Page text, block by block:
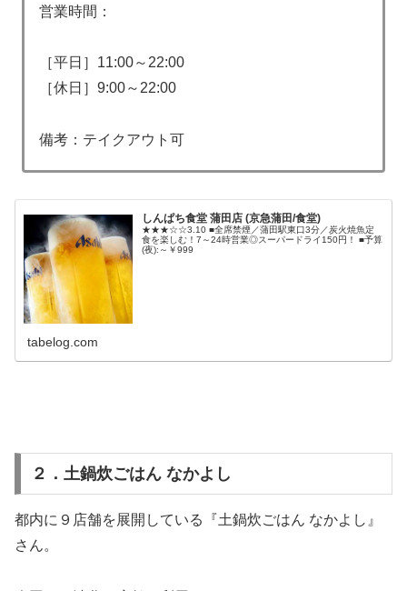
営業時間：
［平日］11:00～22:00
［休日］9:00～22:00
備考：テイクアウト可
しんぱち食堂 蒲田店 (京急蒲田/食堂)
★★★☆☆3.10 ■全席禁煙／蒲田駅東口3分／炭火焼魚定
食を楽しむ！7～24時営業◎スーパードライ150円！ ■予算
(夜):～￥999
tabelog.com
２． 土鍋炊ごはん なかよし
都内に９店舗を展開している『土鍋炊ごはん なかよし』
さん。